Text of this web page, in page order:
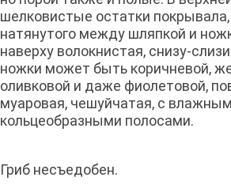
шелковистые остатки
натянутого между шляпкой и
наверху волокнистая, снизу-
ножки может быть коричневой,
оливковой и даже фиолетовой,
муаровая, чешуйчатая, с
кольцеобразными полосами.
Гриб несъедобен.